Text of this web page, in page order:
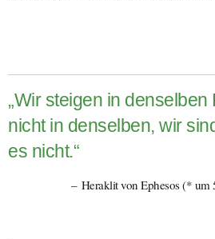
„Wir steigen in
nicht in denselben, wir
es nicht.“
Heraklit von Ephesos (* um